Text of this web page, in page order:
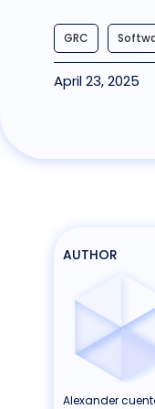
GRC
April 23, 2025
AUTHOR
Alexander